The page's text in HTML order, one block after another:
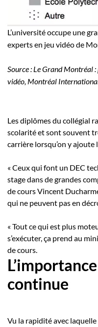
L’université occupe une
experts en jeu vidéo de
Source : Le Grand Montréal
vidéo, Montréal
Les diplômes du collégial
scolarité et sont souvent
carrière lorsqu’on y ajoute
« Ceux qui font un DEC
stage dans de grandes
de cours Vincent
qui ne peuvent pas en
« Tout ce qui est plus
s’exécuter, ça prend au
de cours.
continue
Vu la rapidité avec